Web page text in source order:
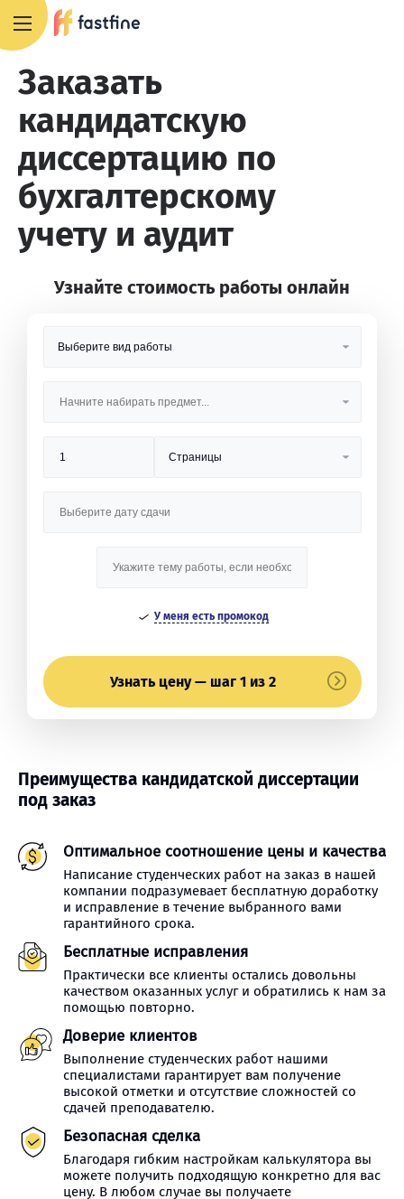
Заказать
кандидатскую
диссертацию по
бухгалтерскому
учету и аудит
Узнайте стоимость работы онлайн
У меня есть промокод
Узнать цену — шаг 1 из 2
Преимущества кандидатской диссертации
под заказ
Оптимальное соотношение цены и качества
Написание студенческих работ на заказ в нашей
компании подразумевает бесплатную доработку
и исправление в течение выбранного вами
гарантийного срока.
Бесплатные исправления
Практически все клиенты остались довольны
качеством оказанных услуг и обратились к нам за
помощью повторно.
Доверие клиентов
Выполнение студенческих работ нашими
специалистами гарантирует вам получение
высокой отметки и отсутствие сложностей со
сдачей преподавателю.
Безопасная сделка
Благодаря гибким настройкам калькулятора вы
можете получить подходящую конкретно для вас
цену. В любом случае вы получаете